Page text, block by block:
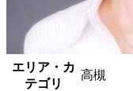
エリア・カ
テゴリ
高槻